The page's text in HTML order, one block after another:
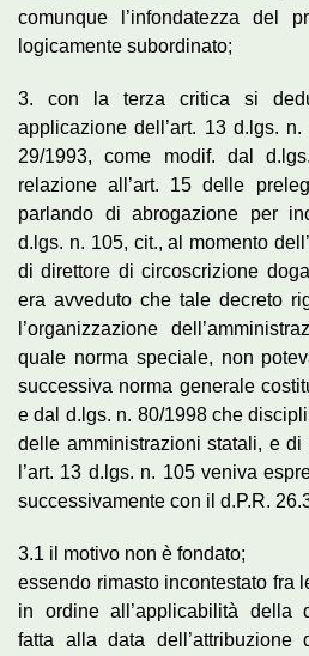
comunque l’infondatezza del
logicamente subordinato;
3. con la terza critica si
applicazione dell’art. 13 d.lgs.
29/1993, come modif. dal
relazione all’art. 15 delle
parlando di abrogazione per
d.lgs. n. 105, cit., al momento
di direttore di circoscrizione
era avveduto che tale decreto
l’organizzazione
quale norma speciale, non
successiva norma generale
e dal d.lgs. n. 80/1998 che
delle amministrazioni statali, e
l’art. 13 d.lgs. n. 105 veniva
successivamente con il d.P.R.
3.1 il motivo non è fondato;
essendo rimasto incontestato fra
in ordine all’applicabilità della
fatta alla data dell’attribuzione